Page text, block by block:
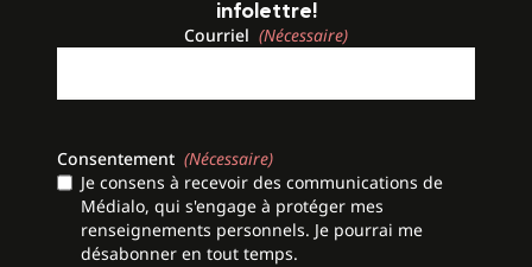
infolettre!
Courriel (Nécessaire)
Consentement (Nécessaire)
Je consens à recevoir des communications de
Médialo, qui s'engage à protéger mes
renseignements personnels. Je pourrai me
désabonner en tout temps.